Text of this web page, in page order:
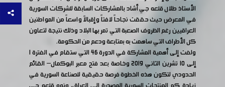
الأستاذ طلال قلعه جي أشاد بالمشاركات السابقة للشركات السورية
في المعرض حيث حققت نجاحاً لافتاً وإقبالاً واسعاً من المواطنين
العراقيين رغم الظروف الصعبة التي تمر بها البلاد وذلك نتيجة لتعاون
كل الأطراف التي ساهمت به بمتابعة ودعم من الحكومة.
ولفت إلى أهمية المشاركة في الدورة 46 التي ستقام في الفترة 1
إلى 10 تشرين الثاني 2019 وخاصة بعد فتح معبر البوكمال– القائم
الحدودي لتكون هذه الخطوة فرصة حقيقية للصناعة السورية في